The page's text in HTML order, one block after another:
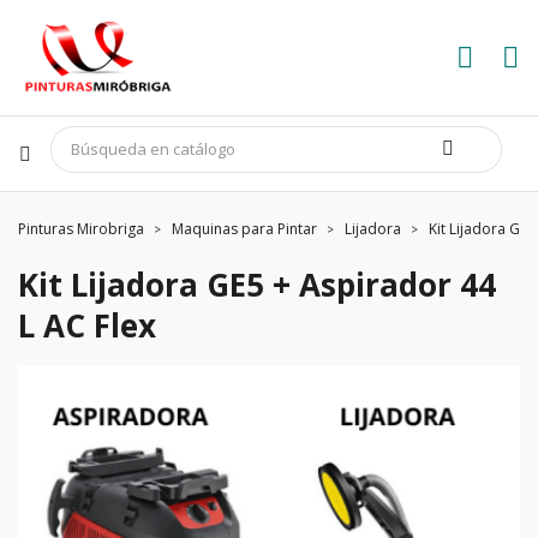
Pinturas Mirobriga Maquinas para Pintar Lijadora Kit Lijadora
Kit Lijadora GE5 + Aspirador 44
L AC Flex